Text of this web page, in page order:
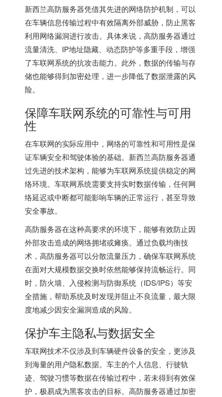
新西兰高防服务器凭借其先进的网络防护机制，可以
在车辆信息传输过程中有效隔离外部威胁，防止黑客
利用网络漏洞进行攻击。具体来说，高防服务器通过
流量清洗、IP地址隐藏、动态防护等多重手段，增强
了车联网系统的抗攻击能力。此外，数据的传输与存
储也能够得到加密处理，进一步降低了数据泄露的风
险。
保障车联网系统的可靠性与可用
性
在车联网的实际应用中，网络的可靠性和可用性是保
证车辆安全和驾驶体验的基础。新西兰高防服务器通
过先进的技术架构，能够为车联网系统提供稳定的网
络环境。车联网系统需要支持实时数据传输，任何网
络延迟或中断都可能影响车辆的正常运行，甚至导致
安全事故。
高防服务器在这种高要求的环境下，能够有效防止因
外部攻击造成的网络拥堵或瘫痪。通过负载均衡技
术，高防服务器可以分散流量压力，确保车联网系统
在面对大规模数据交换时依然能够保持流畅运行。同
时，防火墙、入侵检测与防御系统（IDS/IPS）等安
全措施，帮助系统及时发现并阻止不良流量，最大限
度地减少因安全漏洞造成的风险。
保护车主隐私与数据安全
车联网技术不仅涉及到车辆硬件设备的安全，更涉及
到海量的用户隐私数据。车主的个人信息、行驶轨
迹、驾驶习惯等数据在传输过程中，若未得到有效保
护，极易成为黑客攻击的目标。高防服务器通过加密